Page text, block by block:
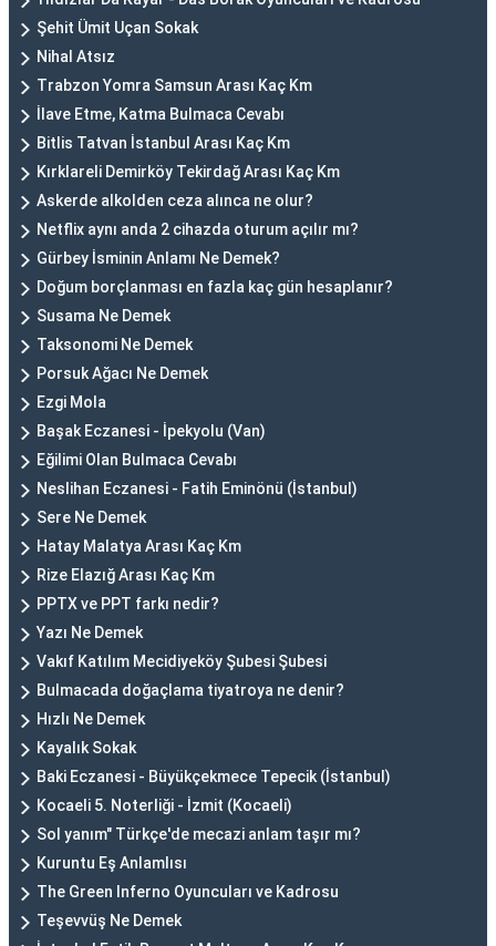
Şehit Ümit Uçan Sokak
Nihal Atsız
Trabzon Yomra Samsun Arası Kaç Km
İlave Etme, Katma Bulmaca Cevabı
Bitlis Tatvan İstanbul Arası Kaç Km
Kırklareli Demirköy Tekirdağ Arası Kaç Km
Askerde alkolden ceza alınca ne olur?
Netflix aynı anda 2 cihazda oturum açılır mı?
Gürbey İsminin Anlamı Ne Demek?
Doğum borçlanması en fazla kaç gün hesaplanır?
Susama Ne Demek
Taksonomi Ne Demek
Porsuk Ağacı Ne Demek
Ezgi Mola
Başak Eczanesi - İpekyolu (Van)
Eğilimi Olan Bulmaca Cevabı
Neslihan Eczanesi - Fatih Eminönü (İstanbul)
Sere Ne Demek
Hatay Malatya Arası Kaç Km
Rize Elazığ Arası Kaç Km
PPTX ve PPT farkı nedir?
Yazı Ne Demek
Vakıf Katılım Mecidiyeköy Şubesi Şubesi
Bulmacada doğaçlama tiyatroya ne denir?
Hızlı Ne Demek
Kayalık Sokak
Baki Eczanesi - Büyükçekmece Tepecik (İstanbul)
Kocaeli 5. Noterliği - İzmit (Kocaeli)
Sol yanım" Türkçe'de mecazi anlam taşır mı?
Kuruntu Eş Anlamlısı
The Green Inferno Oyuncuları ve Kadrosu
Teşevvüş Ne Demek